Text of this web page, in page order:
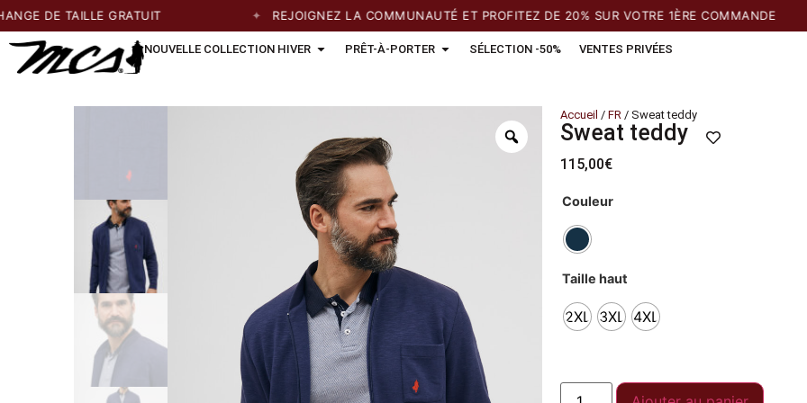
DE TAILLE GRATUIT REJOIGNEZ LA COMMUNAUTÉ ET PROFITEZ DE 20% SUR VOTRE 1ÈRE COMMANDE
NOUVELLE COLLECTION HIVER PRÊT-À-PORTER SÉLECTION -50% VENTES PRIVÉES
Accueil / FR / Sweat teddy
Sweat teddy
115,00€
Couleur
Taille haut
2XL 3XL 4XL